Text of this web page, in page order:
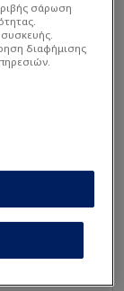
σάρωση
διαφήμισης